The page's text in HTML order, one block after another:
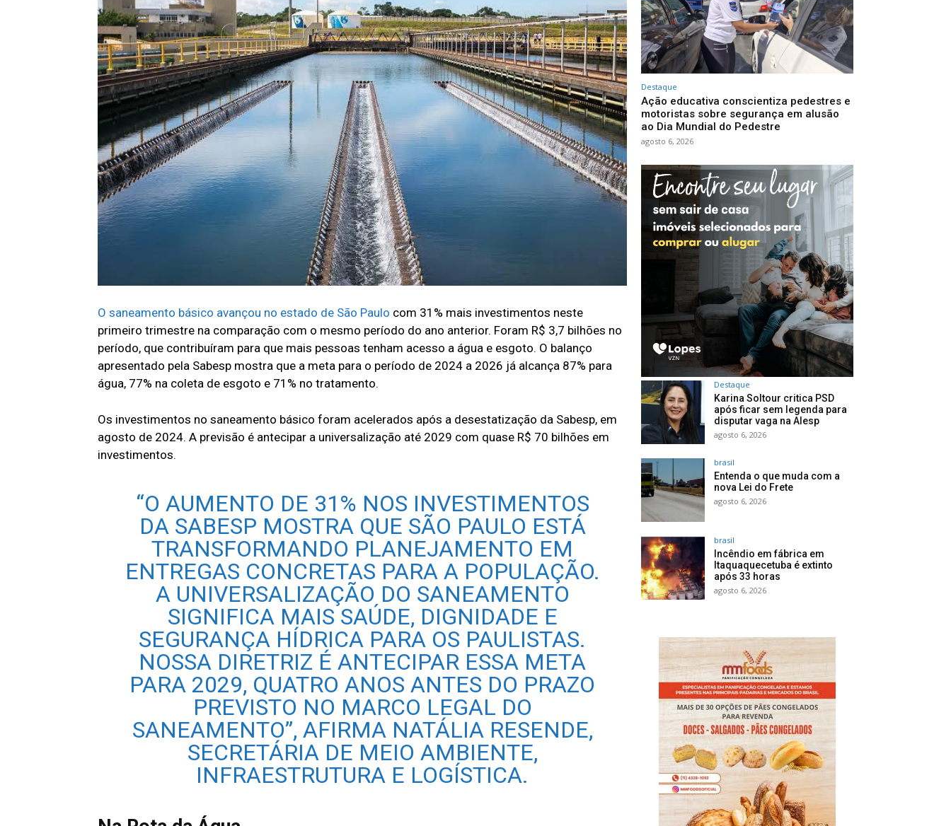
O saneamento básico avançou no estado de São Paulo com 31% mais investimentos neste
primeiro trimestre na comparação com o mesmo período do ano anterior. Foram R$ 3,7 bilhões no
período, que contribuíram para que mais pessoas tenham acesso a água e esgoto. O balanço
apresentado pela Sabesp mostra que a meta para o período de 2024 a 2026 já alcança 87% para
água, 77% na coleta de esgoto e 71% no tratamento.
Os investimentos no saneamento básico foram acelerados após a desestatização da Sabesp, em
agosto de 2024. A previsão é antecipar a universalização até 2029 com quase R$ 70 bilhões em
investimentos.
“O AUMENTO DE 31% NOS INVESTIMENTOS
DA SABESP MOSTRA QUE SÃO PAULO ESTÁ
TRANSFORMANDO PLANEJAMENTO EM
ENTREGAS CONCRETAS PARA A POPULAÇÃO.
A UNIVERSALIZAÇÃO DO SANEAMENTO
SIGNIFICA MAIS SAÚDE, DIGNIDADE E
SEGURANÇA HÍDRICA PARA OS PAULISTAS.
NOSSA DIRETRIZ É ANTECIPAR ESSA META
PARA 2029, QUATRO ANOS ANTES DO PRAZO
PREVISTO NO MARCO LEGAL DO
SANEAMENTO”, AFIRMA NATÁLIA RESENDE,
SECRETÁRIA DE MEIO AMBIENTE,
INFRAESTRUTURA E LOGÍSTICA.
Destaque
Ação educativa conscientiza pedestres e
motoristas sobre segurança em alusão
ao Dia Mundial do Pedestre
agosto 6, 2026
Destaque
Karina Soltour critica PSD
após ficar sem legenda para
disputar vaga na Alesp
agosto 6, 2026
brasil
Entenda o que muda com a
nova Lei do Frete
agosto 6, 2026
brasil
Incêndio em fábrica em
Itaquaquecetuba é extinto
após 33 horas
agosto 6, 2026